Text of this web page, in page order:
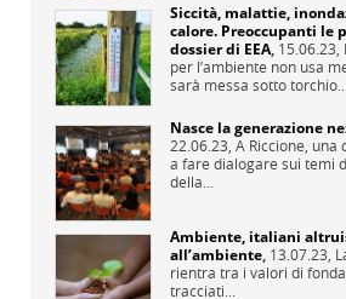
Siccità, malattie,
calore. Preoccupanti le
dossier di EEA, 15.06.23,
per l’ambiente non usa
sarà messa sotto torchio...
Nasce la generazione
22.06.23, A Riccione, una
a fare dialogare sui temi
della...
Ambiente, italiani
all’ambiente, 13.07.23,
rientra tra i valori di
tracciati...